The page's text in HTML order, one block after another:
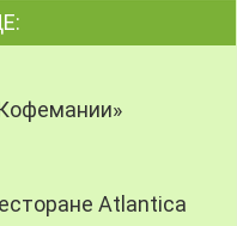
Atlantica